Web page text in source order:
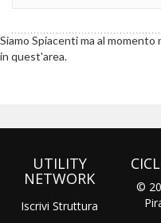
Siamo Spiacenti ma al
in quest'area.
UTILITY
NETWORK
Iscrivi Struttura
©